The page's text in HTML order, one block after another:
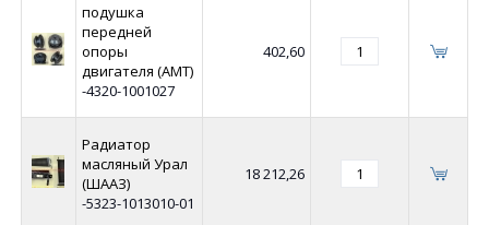
подушка
передней
опоры
двигателя (АМТ)
-4320-1001027
402,60
Радиатор
масляный Урал
(ШААЗ)
-5323-1013010-01
18 212,26